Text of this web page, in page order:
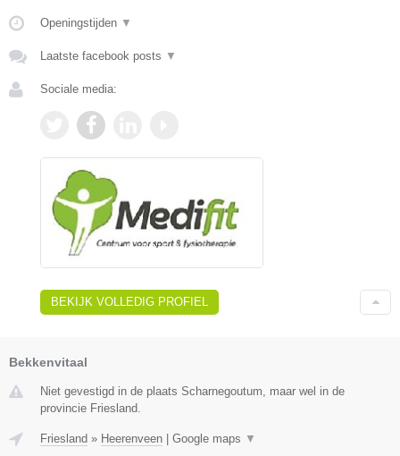
Openingstijden ▼
Laatste facebook posts ▼
Sociale media:
BEKIJK VOLLEDIG PROFIEL
Bekkenvitaal
Niet gevestigd in de plaats Scharnegoutum, maar wel in de
provincie Friesland.
Friesland » Heerenveen Google maps ▼